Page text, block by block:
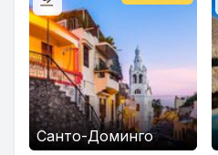
Санто-Доминго